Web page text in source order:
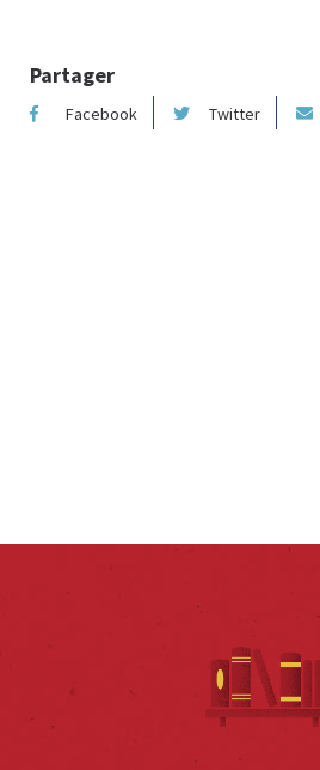
Partager
Facebook Twitter